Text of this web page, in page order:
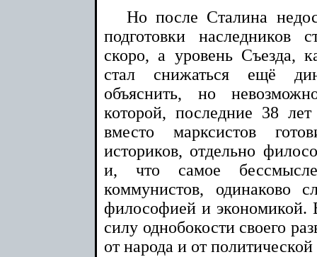
Но после Сталина
подготовки наследников
скоро, а уровень Съезда,
стал снижаться ещё
объяснить, но
которой, последние 38
вместо марксистов
историков, отдельно
и, что самое
коммунистов, одинаково
философией и экономикой.
силу однобокости своего
от народа и от